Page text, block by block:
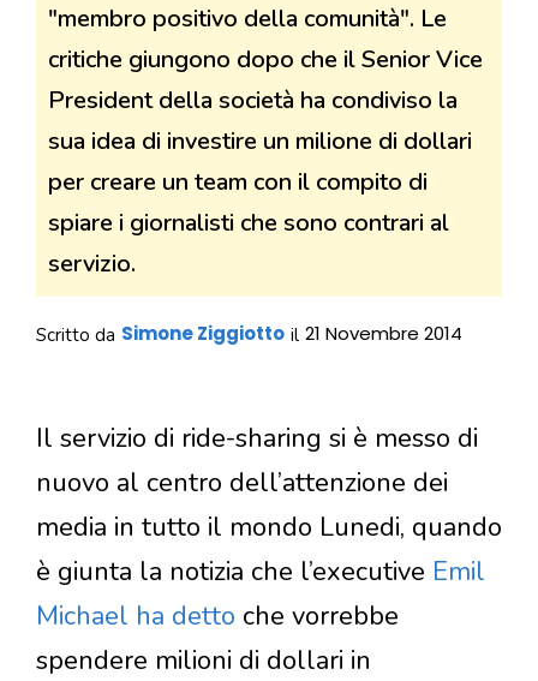
"membro positivo della comunità". Le
critiche giungono dopo che il Senior Vice
President della società ha condiviso la
sua idea di investire un milione di dollari
per creare un team con il compito di
spiare i giornalisti che sono contrari al
servizio.
Scritto da Simone Ziggiotto il 21 Novembre 2014
Il servizio di ride-sharing si è messo di
nuovo al centro dell’attenzione dei
media in tutto il mondo Lunedi, quando
è giunta la notizia che l’executive Emil
Michael ha detto che vorrebbe
spendere milioni di dollari in